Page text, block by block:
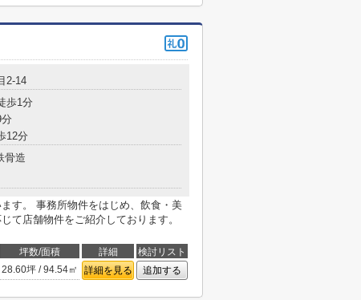
2-14
歩1分
12分
骨造
す。 事務所物件をはじめ、飲食・美
て店舗物件をご紹介しております。
坪数/面積 詳細
検討リスト
28.60坪 / 94.54㎡ 詳細を見る 追加する